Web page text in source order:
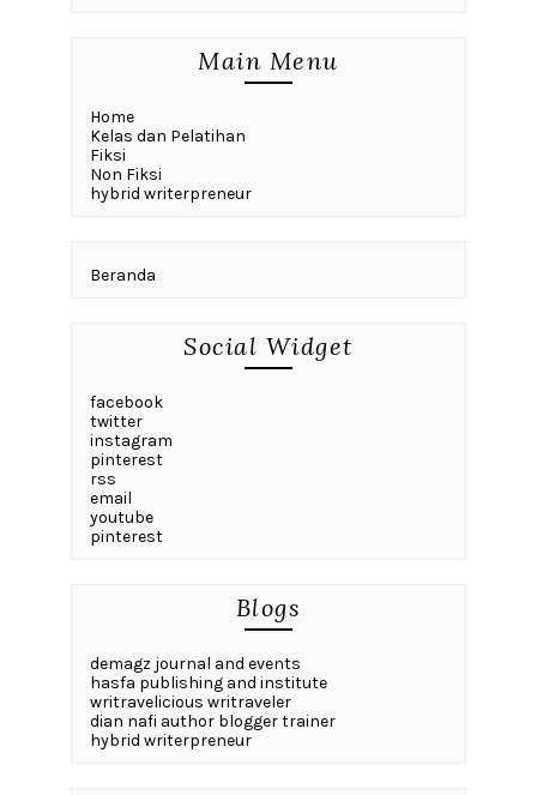
Main Menu
Home
Kelas dan Pelatihan
Fiksi
Non Fiksi
hybrid writerpreneur
Beranda
Social Widget
facebook
twitter
instagram
pinterest
rss
email
youtube
pinterest
Blogs
demagz journal and events
hasfa publishing and institute
writravelicious writraveler
dian nafi author blogger trainer
hybrid writerpreneur